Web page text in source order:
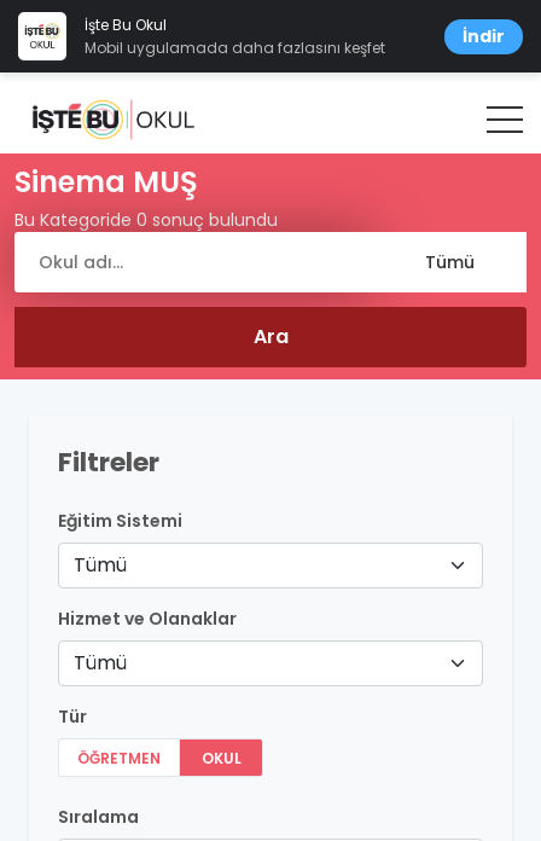
İşte Bu Okul
Mobil uygulamada daha fazlasını keşfet
İndir
Sinema MUŞ
Bu Kategoride 0 sonuç bulundu
Filtreler
Eğitim Sistemi
Tümü
Hizmet ve Olanaklar
Tümü
Tür
ÖĞRETMEN OKUL
Sıralama